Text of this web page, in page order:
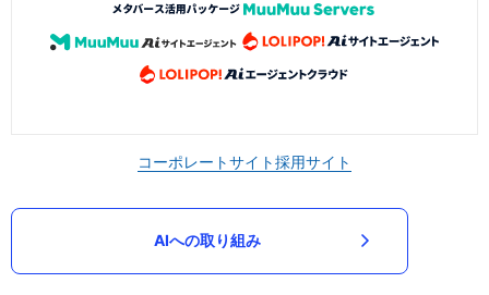
コーポレートサイト採用サイト
AIへの取り組み